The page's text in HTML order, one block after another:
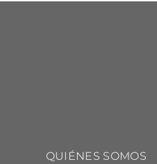
QUIÉNES SOMOS